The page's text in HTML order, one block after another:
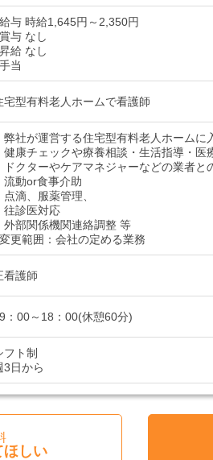
与 時給1,645円～2,350円
与 なし
給 なし
当
宅型有料老人ホームで看護師
弊社が運営する住宅型有料老人ホーム
健康チェックや療養相談・生活指導・
ドクターやケアマネジャーなどの業者と
流動or食事介助
点滴、服薬管理、
往診医対応
外部関係機関連絡調整 等
更範囲：会社の定める業務
看護師
：00～18：00(休憩60分)
フト制
3日から
ほしい